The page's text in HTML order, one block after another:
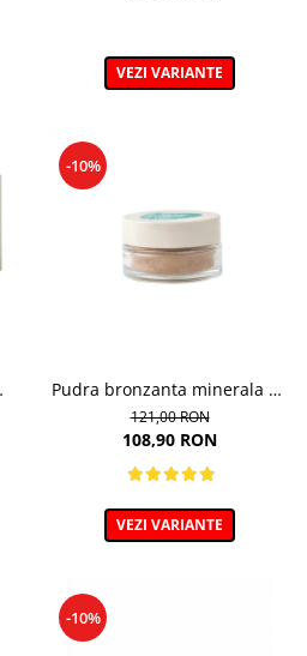
VEZI VARIANTE
-10%
Pudra bronzanta minerala 6g
- 400N - Mineral Bronzer
121,00 RON
108,90 RON
VEZI VARIANTE
-10%